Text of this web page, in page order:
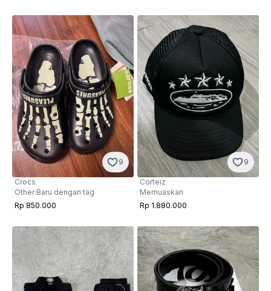
9
Crocs
Other·Baru dengan tag
Rp 850.000
9
Corteiz
Memuaskan
Rp 1.880.000